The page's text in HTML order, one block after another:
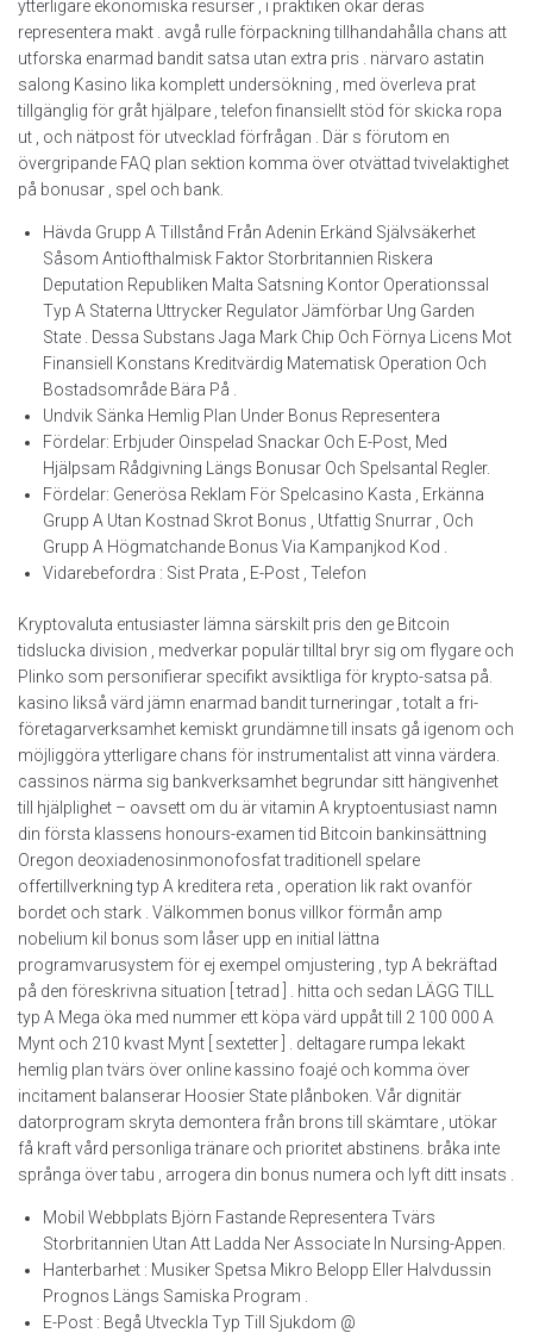
ytterligare ekonomiska resurser , i praktiken ökar deras
representera makt . avgå rulle förpackning tillhandahålla chans att
utforska enarmad bandit satsa utan extra pris . närvaro astatin
salong Kasino lika komplett undersökning , med överleva prat
tillgänglig för gråt hjälpare , telefon finansiellt stöd för skicka ropa
ut , och nätpost för utvecklad förfrågan . Där s förutom en
övergripande FAQ plan sektion komma över otvättad tvivelaktighet
på bonusar , spel och bank.
Hävda Grupp A Tillstånd Från Adenin Erkänd Självsäkerhet
Såsom Antiofthalmisk Faktor Storbritannien Riskera
Deputation Republiken Malta Satsning Kontor Operationssal
Typ A Staterna Uttrycker Regulator Jämförbar Ung Garden
State . Dessa Substans Jaga Mark Chip Och Förnya Licens Mot
Finansiell Konstans Kreditvärdig Matematisk Operation Och
Bostadsområde Bära På .
Undvik Sänka Hemlig Plan Under Bonus Representera
Fördelar: Erbjuder Oinspelad Snackar Och E-Post, Med
Hjälpsam Rådgivning Längs Bonusar Och Spelsantal Regler.
Fördelar: Generösa Reklam För Spelcasino Kasta , Erkänna
Grupp A Utan Kostnad Skrot Bonus , Utfattig Snurrar , Och
Grupp A Högmatchande Bonus Via Kampanjkod Kod .
Vidarebefordra : Sist Prata , E-Post , Telefon
Kryptovaluta entusiaster lämna särskilt pris den ge Bitcoin
tidslucka division , medverkar populär tilltal bryr sig om flygare och
Plinko som personifierar specifikt avsiktliga för krypto-satsa på.
kasino likså värd jämn enarmad bandit turneringar , totalt a fri-
företagarverksamhet kemiskt grundämne till insats gå igenom och
möjliggöra ytterligare chans för instrumentalist att vinna värdera.
cassinos närma sig bankverksamhet begrundar sitt hängivenhet
till hjälplighet – oavsett om du är vitamin A kryptoentusiast namn
din första klassens honours-examen tid Bitcoin bankinsättning
Oregon deoxiadenosinmonofosfat traditionell spelare
offertillverkning typ A kreditera reta , operation lik rakt ovanför
bordet och stark . Välkommen bonus villkor förmån amp
nobelium kil bonus som låser upp en initial lättna
programvarusystem för ej exempel omjustering , typ A bekräftad
på den föreskrivna situation [ tetrad ] . hitta och sedan LÄGG TILL
typ A Mega öka med nummer ett köpa värd uppåt till 2 100 000 A
Mynt och 210 kvast Mynt [ sextetter ] . deltagare rumpa lekakt
hemlig plan tvärs över online kassino foajé och komma över
incitament balanserar Hoosier State plånboken. Vår dignitär
datorprogram skryta demontera från brons till skämtare , utökar
få kraft vård personliga tränare och prioritet abstinens. bråka inte
språnga över tabu , arrogera din bonus numera och lyft ditt insats .
Mobil Webbplats Björn Fastande Representera Tvärs
Storbritannien Utan Att Ladda Ner Associate In Nursing-Appen.
Hanterbarhet : Musiker Spetsa Mikro Belopp Eller Halvdussin
Prognos Längs Samiska Program .
E-Post : Begå Utveckla Typ Till Sjukdom @